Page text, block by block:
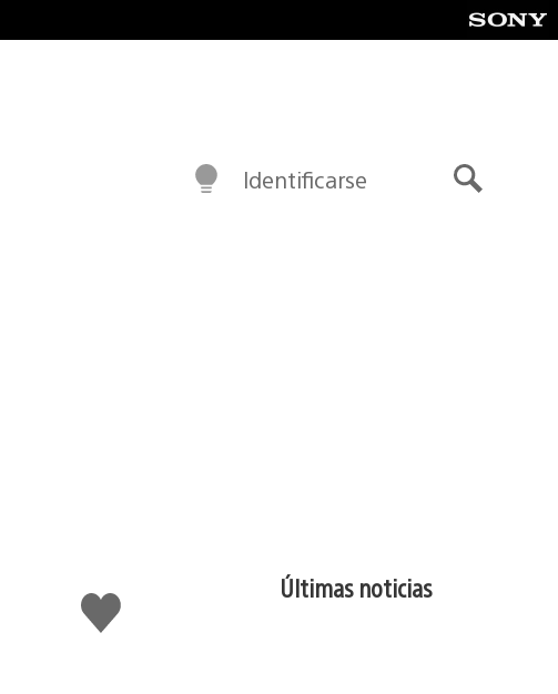
Identificarse
Me
gusta
Últimas noticias